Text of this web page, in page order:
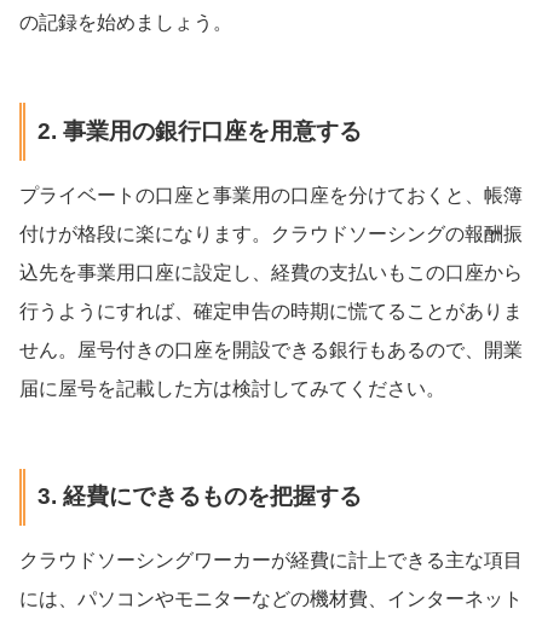
の記録を始めましょう。
2. 事業用の銀行口座を用意する
プライベートの口座と事業用の口座を分けておくと、帳簿
付けが格段に楽になります。クラウドソーシングの報酬振
込先を事業用口座に設定し、経費の支払いもこの口座から
行うようにすれば、確定申告の時期に慌てることがありま
せん。屋号付きの口座を開設できる銀行もあるので、開業
届に屋号を記載した方は検討してみてください。
3. 経費にできるものを把握する
クラウドソーシングワーカーが経費に計上できる主な項目
には、パソコンやモニターなどの機材費、インターネット